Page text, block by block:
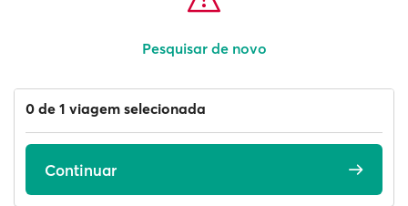
Pesquisar de novo
0 de 1 viagem selecionada
Continuar